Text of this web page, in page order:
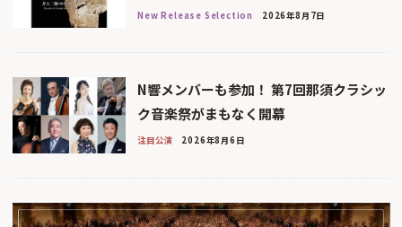
New Release Selection 2026年8月7日
N響メンバーも参加！ 第7回那須クラシッ
ク音楽祭がまもなく開幕
注目公演 2026年8月6日